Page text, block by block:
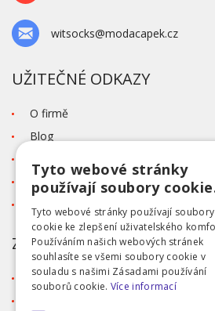
witsocks@modacapek.cz
UŽITEČNÉ ODKAZY
O firmě
Blog
Tabulka velikostí
Ochrana osobních údajů GDPR
ZÁKAZNICKÝ SERVIS
Obchodní podmínky
Tyto webové stránky
používají soubory
Tyto webové stránky používají soubory
cookie ke zlepšení uživatelského
Používáním našich webových stránek
souhlasíte se všemi soubory cookie v
souladu s našimi Zásadami používání
souborů cookie. Více informací